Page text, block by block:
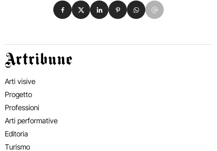
Condividi su Facebook
Condividi su X
Condividi su LinkedIn
Condividi su Pinterest
Condividi su WhatsApp
Condividi su Email
Artribune
Arti visive
Progetto
Professioni
Arti performative
Editoria
Turismo